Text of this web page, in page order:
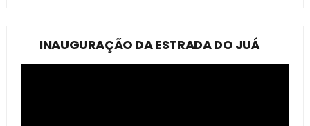
INAUGURAÇÃO DA ESTRADA DO JUÁ